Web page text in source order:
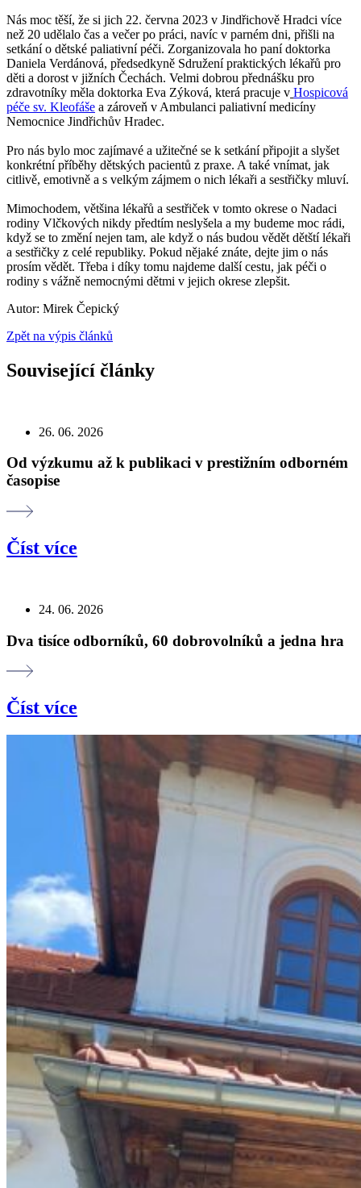
Nás moc těší, že si jich 22. června 2023 v Jindřichově Hradci více
než 20 udělalo čas a večer po práci, navíc v parném dni, přišli na
setkání o dětské paliativní péči. Zorganizovala ho paní doktorka
Daniela Verdánová, předsedkyně Sdružení praktických lékařů pro
děti a dorost v jižních Čechách. Velmi dobrou přednášku pro
zdravotníky měla doktorka Eva Zýková, která pracuje v Hospicová
péče sv. Kleofáše a zároveň v Ambulanci paliativní medicíny
Nemocnice Jindřichův Hradec.
Pro nás bylo moc zajímavé a užitečné se k setkání připojit a slyšet
konkrétní příběhy dětských pacientů z praxe. A také vnímat, jak
citlivě, emotivně a s velkým zájmem o nich lékaři a sestřičky mluví.
Mimochodem, většina lékařů a sestřiček v tomto okrese o Nadaci
rodiny Vlčkových nikdy předtím neslyšela a my budeme moc rádi,
když se to změní nejen tam, ale když o nás budou vědět dětští lékaři
a sestřičky z celé republiky. Pokud nějaké znáte, dejte jim o nás
prosím vědět. Třeba i díky tomu najdeme další cestu, jak péči o
rodiny s vážně nemocnými dětmi v jejich okrese zlepšit.
Autor: Mirek Čepický
Zpět na výpis článků
Související články
26. 06. 2026
Od výzkumu až k publikaci v prestižním odborném
časopise
Číst více
24. 06. 2026
Dva tisíce odborníků, 60 dobrovolníků a jedna hra
Číst více